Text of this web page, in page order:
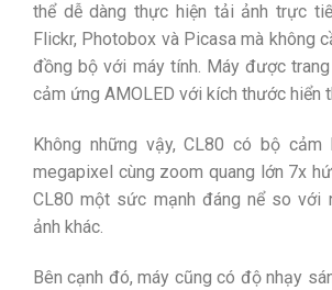
thể dễ dàng thực hiện tải ảnh trực
Flickr, Photobox và Picasa mà không
đồng bộ với máy tính. Máy được
cảm ứng AMOLED với kích thước hiển
Không những vậy, CL80 có bộ
megapixel cùng zoom quang lớn 7x
CL80 một sức mạnh đáng nể so với
ảnh khác.
Bên cạnh đó, máy cũng có độ nhạy